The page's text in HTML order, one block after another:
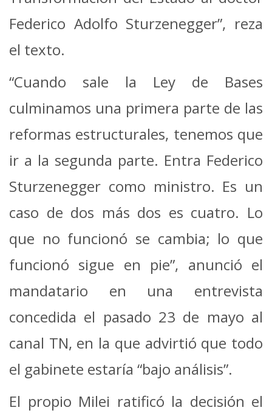
Federico Adolfo Sturzenegger”, reza
el texto.
“Cuando sale la Ley de Bases
culminamos una primera parte de las
reformas estructurales, tenemos que
ir a la segunda parte. Entra Federico
Sturzenegger como ministro. Es un
caso de dos más dos es cuatro. Lo
que no funcionó se cambia; lo que
funcionó sigue en pie”, anunció el
mandatario en una entrevista
concedida el pasado 23 de mayo al
canal TN, en la que advirtió que todo
el gabinete estaría “bajo análisis”.
El propio Milei ratificó la decisión el